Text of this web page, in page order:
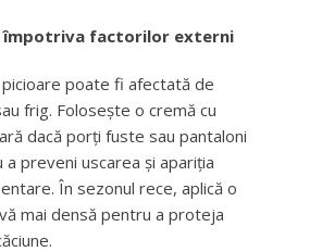
împotriva factorilor externi
poate fi afectată de
frig. Folosește o cremă cu
dacă porți fuste sau pantaloni
preveni uscarea și apariția
În sezonul rece, aplică o
mai densă pentru a proteja